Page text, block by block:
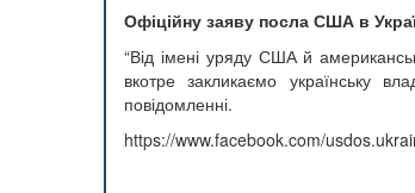
Офіційну заяву посла США в
“Від імені уряду США й
вкотре закликаємо українську
повідомленні.
https://www.facebook.com/